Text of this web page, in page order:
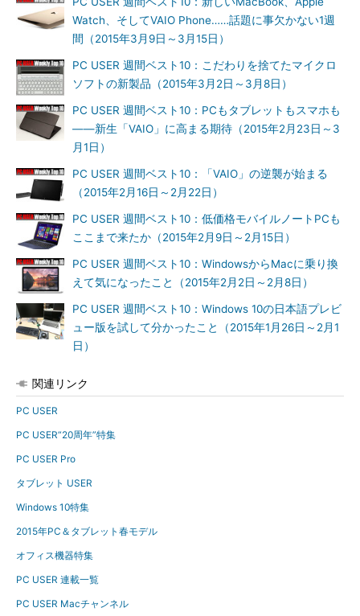
Watch、そしてVAIO Phone……話題に事欠かない1週
間（2015年3月9日～3月15日）
PC USER 週間ベスト10：こだわりを捨てたマイクロ
ソフトの新製品（2015年3月2日～3月8日）
PC USER 週間ベスト10：PCもタブレットもスマホも
――新生「VAIO」に高まる期待（2015年2月23日～3
月1日）
PC USER 週間ベスト10：「VAIO」の逆襲が始まる
（2015年2月16日～2月22日）
PC USER 週間ベスト10：低価格モバイルノートPCも
ここまで来たか（2015年2月9日～2月15日）
PC USER 週間ベスト10：WindowsからMacに乗り換
えて気になったこと（2015年2月2日～2月8日）
PC USER 週間ベスト10：Windows 10の日本語プレビ
ュー版を試して分かったこと（2015年1月26日～2月1
日）
関連リンク
PC USER
PC USER“20周年”特集
PC USER Pro
タブレット USER
Windows 10特集
2015年PC＆タブレット春モデル
オフィス機器特集
PC USER 連載一覧
PC USER Macチャンネル